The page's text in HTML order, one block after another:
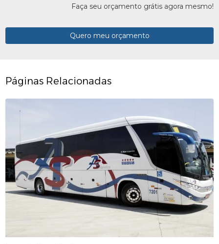
Faça seu orçamento grátis agora mesmo!
Quero meu orçamento
Páginas Relacionadas